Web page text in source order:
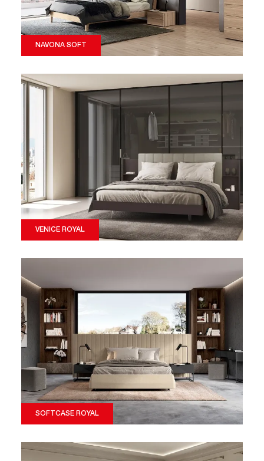
NAVONA SOFT
VENICE ROYAL
SOFTCASE ROYAL